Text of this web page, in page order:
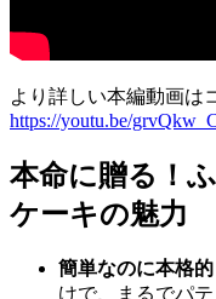
より詳しい本編動画は
https://youtu.be/
本命に贈る！
ケーキの魅力
簡単なのに本格的
けで、まるでパ